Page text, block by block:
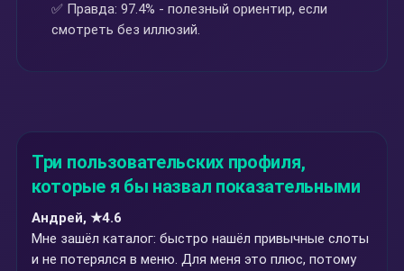
✅ Правда: 97.4% - полезный ориентир, если
смотреть без иллюзий.
Три пользовательских профиля,
которые я бы назвал показательными
Андрей, ★4.6
Мне зашёл каталог: быстро нашёл привычные слоты
и не потерялся в меню. Для меня это плюс, потому